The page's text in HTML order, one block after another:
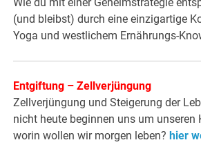
Wie du mit einer Geheimstrategie
(und bleibst) durch eine einzigartige
Yoga und westlichem Ernährungs-
Entgiftung – Zellverjüngung
Zellverjüngung und Steigerung der
nicht heute beginnen uns um unseren
worin wollen wir morgen leben? hier